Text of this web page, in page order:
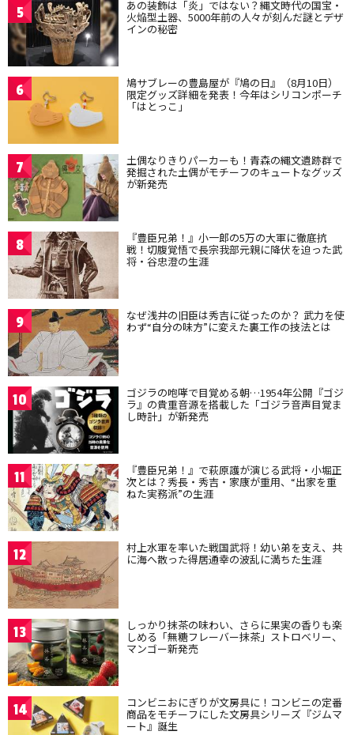
5 あの装飾は「炎」ではない？縄文時代の国宝・
火焔型土器、5000年前の人々が刻んだ謎とデザ
インの秘密
6 鳩サブレーの豊島屋が『鳩の日』（8月10日）
限定グッズ詳細を発表！今年はシリコンポーチ
「はとっこ」
7 土偶なりきりパーカーも！青森の縄文遺跡群で
発掘された土偶がモチーフのキュートなグッズ
が新発売
8 『豊臣兄弟！』小一郎の5万の大軍に徹底抗
戦！切腹覚悟で長宗我部元親に降伏を迫った武
将・谷忠澄の生涯
9 なぜ浅井の旧臣は秀吉に従ったのか？ 武力を使
わず“自分の味方”に変えた裏工作の技法とは
10 ゴジラの咆哮で目覚める朝…1954年公開『ゴジ
ラ』の貴重音源を搭載した「ゴジラ音声目覚ま
し時計」が新発売
11 『豊臣兄弟！』で萩原護が演じる武将・小堀正
次とは？秀長・秀吉・家康が重用、“出家を重
ねた実務派”の生涯
12 村上水軍を率いた戦国武将！幼い弟を支え、共
に海へ散った得居通幸の波乱に満ちた生涯
13 しっかり抹茶の味わい、さらに果実の香りも楽
しめる「無糖フレーバー抹茶」ストロベリー、
マンゴー新発売
14 コンビニおにぎりが文房具に！コンビニの定番
商品をモチーフにした文房具シリーズ『ジムマ
ート』誕生